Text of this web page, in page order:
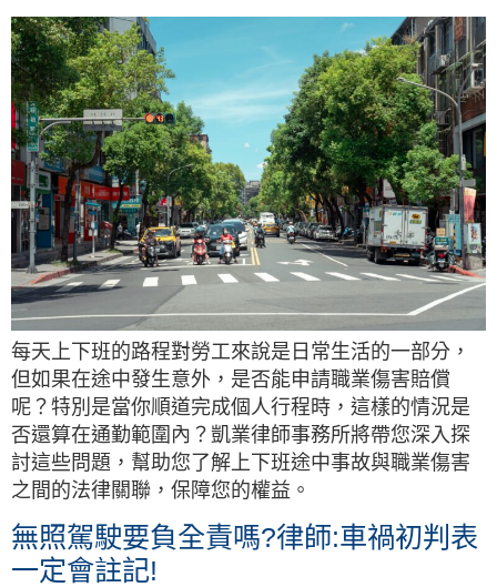
每天上下班的路程對勞工來說是日常生活的一部分，
但如果在途中發生意外，是否能申請職業傷害賠償
呢？特別是當你順道完成個人行程時，這樣的情況是
否還算在通勤範圍內？凱業律師事務所將帶您深入探
討這些問題，幫助您了解上下班途中事故與職業傷害
之間的法律關聯，保障您的權益。
無照駕駛要負全責嗎?律師:車禍初判表
一定會註記!